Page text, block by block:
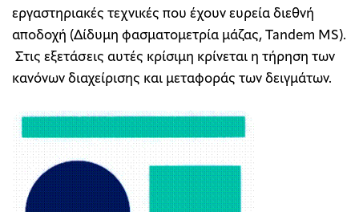
εργαστηριακές τεχνικές που έχουν ευρεία διεθνή
αποδοχή (Δίδυμη φασματομετρία μάζας, Tandem MS).
Στις εξετάσεις αυτές κρίσιμη κρίνεται η τήρηση των
κανόνων διαχείρισης και μεταφοράς των δειγμάτων.